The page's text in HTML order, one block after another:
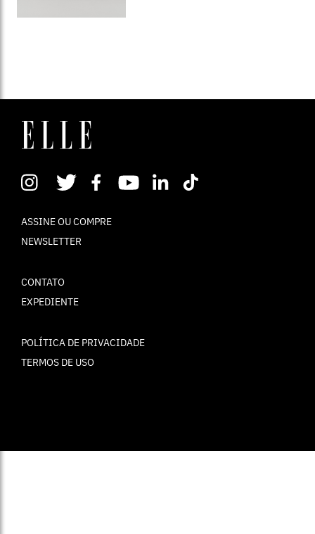
ASSINE OU COMPRE
NEWSLETTER
CONTATO
EXPEDIENTE
POLÍTICA DE PRIVACIDADE
TERMOS DE USO